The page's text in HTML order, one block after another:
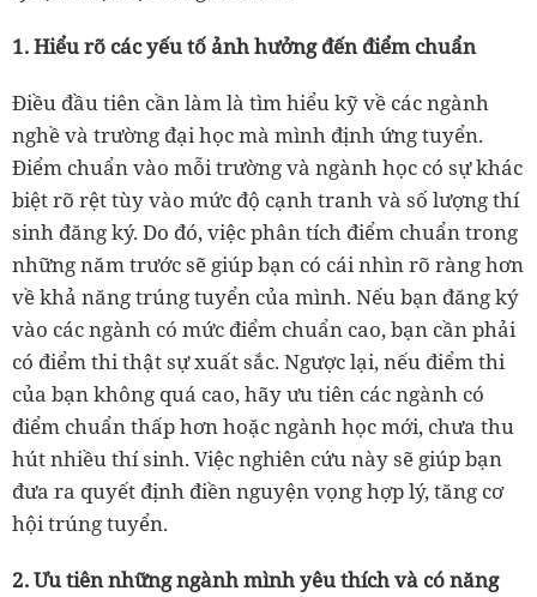
1. Hiểu rõ các yếu tố ảnh hưởng đến điểm chuẩn
Điều đầu tiên cần làm là tìm hiểu kỹ về các ngành
nghề và trường đại học mà mình định ứng tuyển.
Điểm chuẩn vào mỗi trường và ngành học có sự khác
biệt rõ rệt tùy vào mức độ cạnh tranh và số lượng thí
sinh đăng ký. Do đó, việc phân tích điểm chuẩn trong
những năm trước sẽ giúp bạn có cái nhìn rõ ràng hơn
về khả năng trúng tuyển của mình. Nếu bạn đăng ký
vào các ngành có mức điểm chuẩn cao, bạn cần phải
có điểm thi thật sự xuất sắc. Ngược lại, nếu điểm thi
của bạn không quá cao, hãy ưu tiên các ngành có
điểm chuẩn thấp hơn hoặc ngành học mới, chưa thu
hút nhiều thí sinh. Việc nghiên cứu này sẽ giúp bạn
đưa ra quyết định điền nguyện vọng hợp lý, tăng cơ
hội trúng tuyển.
2. Ưu tiên những ngành mình yêu thích và có năng